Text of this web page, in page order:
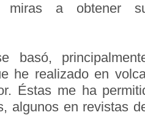
miras a obtener
basó,
he realizado en
Éstas me ha
algunos en revistas